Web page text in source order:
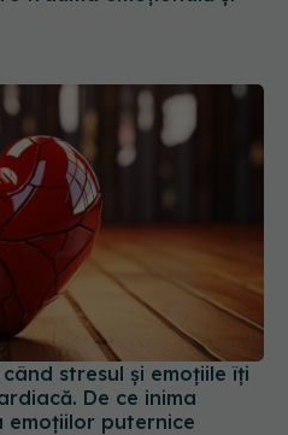
stresul și emoțiile îți
De ce inima
emoțiilor puternice